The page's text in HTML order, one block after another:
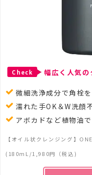
Check 幅広く人気
微細洗浄成分で角栓
濡れた手OK＆W洗顔
アボカドなど植物油
【 オイル状クレンジング 】
(180mL/1,980円（税込)